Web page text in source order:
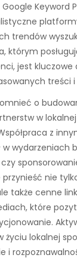
Keyword
trendów
którym
jest kluczowe
treści
o
w lokalnej
z
w wydarzeniach
nie
także cenne
które
lokalnej
i